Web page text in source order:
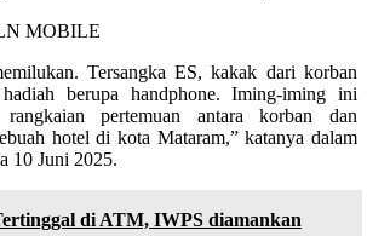
MOBILE
Tersangka ES, kakak dari korban
berupa handphone. Iming-iming ini
pertemuan antara korban dan
hotel di kota Mataram,” katanya dalam
10 Juni 2025.
di ATM, IWPS diamankan